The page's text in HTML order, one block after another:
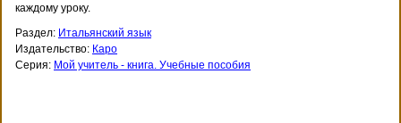
каждому уроку.
Раздел: Итальянский язык
Издательство: Каро
Серия: Мой учитель - книга. Учебные пособия